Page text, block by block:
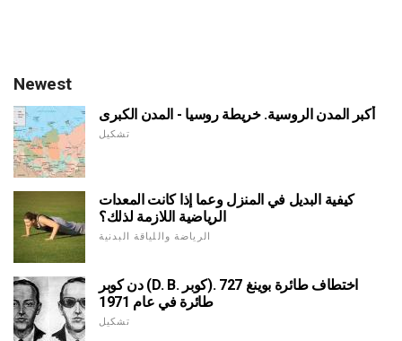
Newest
أكبر المدن الروسية. خريطة روسيا - المدن الكبرى
تشكيل
كيفية البديل في المنزل وعما إذا كانت المعدات
الرياضية اللازمة لذلك؟
الرياضة واللياقة البدنية
دن كوبر (D. B. كوبر). اختطاف طائرة بوينغ 727
طائرة في عام 1971
تشكيل